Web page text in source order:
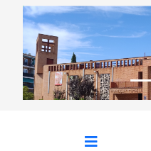
Anterior